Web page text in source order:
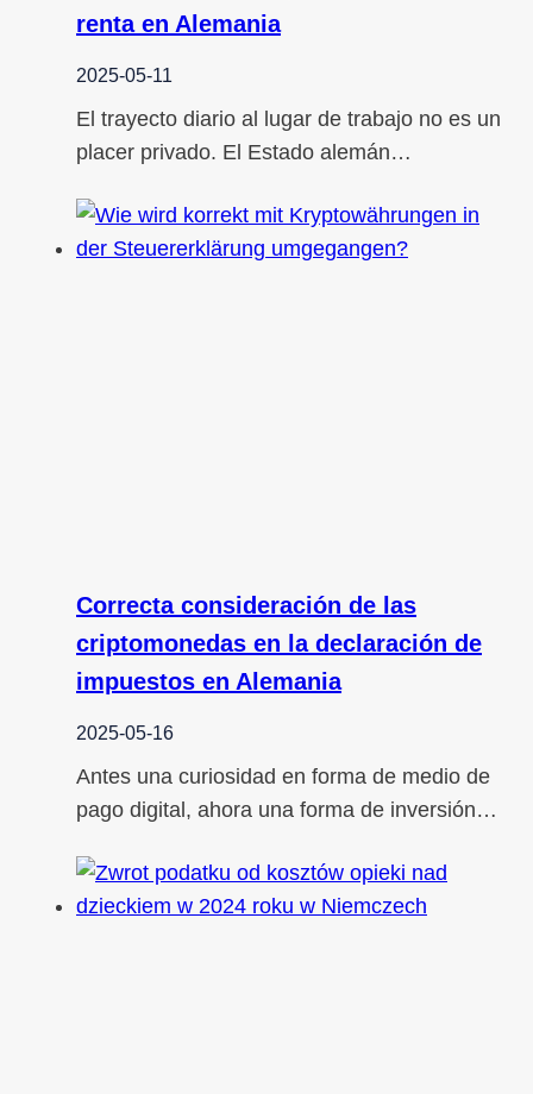
renta en Alemania
2025-05-11
El trayecto diario al lugar de trabajo no es un
placer privado. El Estado alemán…
Correcta consideración de las
criptomonedas en la declaración de
impuestos en Alemania
2025-05-16
Antes una curiosidad en forma de medio de
pago digital, ahora una forma de inversión…